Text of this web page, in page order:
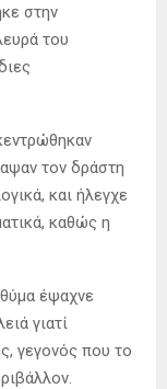
στην
του
τον δράστη
και ήλεγχε
καθώς η
έψαχνε
γιατί
γεγονός που το